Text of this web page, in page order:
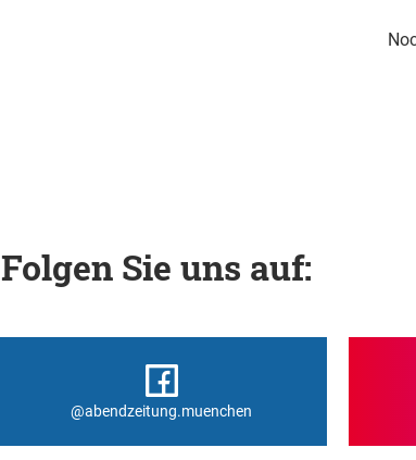
Folgen Sie uns auf:
@abendzeitung.muenchen